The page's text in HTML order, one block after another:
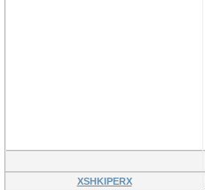
XSHKIPERX